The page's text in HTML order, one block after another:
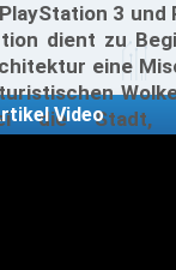
3 und
dient zu
eine
die Stadt,
Video